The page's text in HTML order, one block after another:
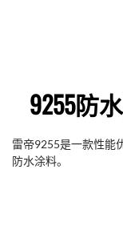
9255防
雷帝9255是一款性能
防水涂料。